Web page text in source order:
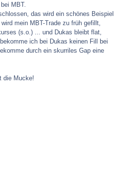
MBT.
das wird ein schönes Beispiel
mein MBT-Trade zu früh gefillt,
(s.o.) ... und Dukas bleibt flat,
ich bei Dukas keinen Fill bei
durch ein skurriles Gap eine
die Mucke!